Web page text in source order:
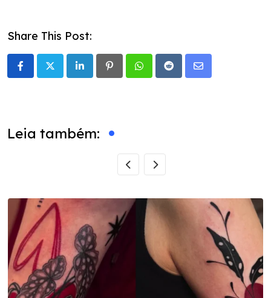
Share This Post:
LinkedIn PinterestWhatsappRedditShare
Leia também: